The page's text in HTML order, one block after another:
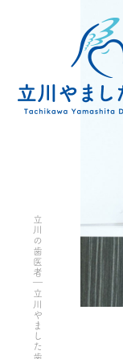
立川の歯医者｜立川やました歯科